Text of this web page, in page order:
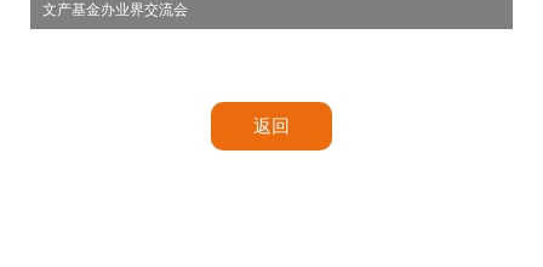
文产基金办业界交流会
返回